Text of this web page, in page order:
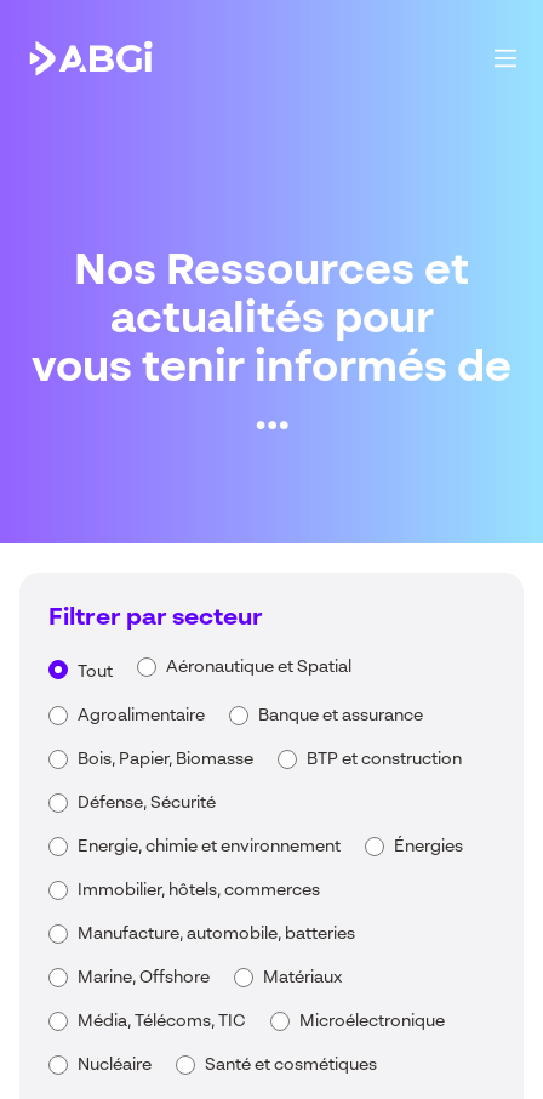
Nos Ressources et
actualités pour
vous tenir informés de
…
Filtrer par secteur
Tout Aéronautique et Spatial
Agroalimentaire Banque et assurance
Bois, Papier, Biomasse BTP et construction
Défense, Sécurité
Energie, chimie et environnement Énergies
Immobilier, hôtels, commerces
Manufacture, automobile, batteries
Marine, Offshore Matériaux
Média, Télécoms, TIC Microélectronique
Nucléaire Santé et cosmétiques